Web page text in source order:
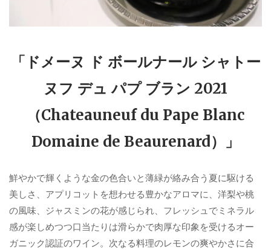
「ドメーヌ ド ボールナール シャトー
ヌフ デュ パプ ブラン 2021
（Chateauneuf du Pape Blanc
Domaine de Beaurenard）」
鮮やかで輝くような金の色合いと薄緑が絡み合う夏に駆ける
美しさ、アプリコットを想わせる豊かなアロマに、洋梨や桃
の風味、ジャスミンの花が感じられ、フレッシュでミネラル
感が楽しめつつ口当たりは滑らかで肉厚な印象を受けるオー
ガニック認証のワイン。次なる料理のレモンの爽やかさに合